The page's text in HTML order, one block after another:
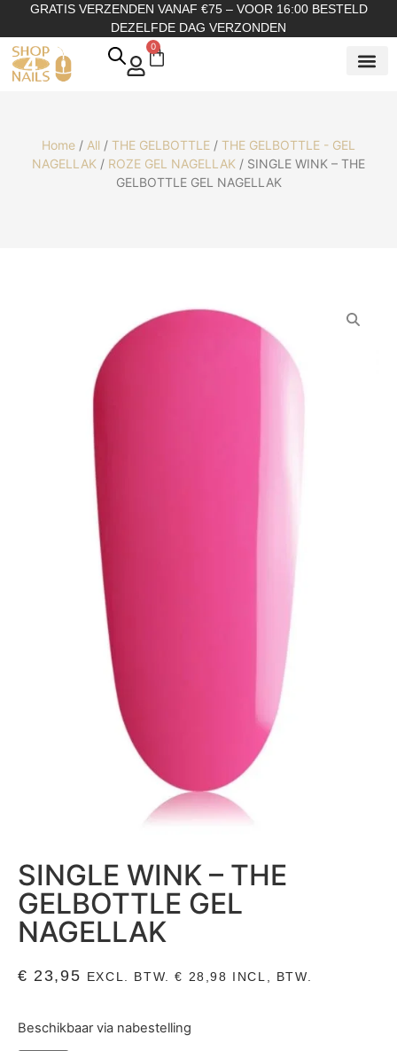
GRATIS VERZENDEN VANAF €75 – VOOR 16:00 BESTELD
DEZELFDE DAG VERZONDEN
0
Home / All / THE GELBOTTLE / THE GELBOTTLE - GEL
NAGELLAK / ROZE GEL NAGELLAK / SINGLE WINK – THE
GELBOTTLE GEL NAGELLAK
SINGLE WINK – THE
GELBOTTLE GEL
NAGELLAK
€ 23,95 EXCL. BTW.€ 28,98 INCL, BTW.
Beschikbaar via nabestelling